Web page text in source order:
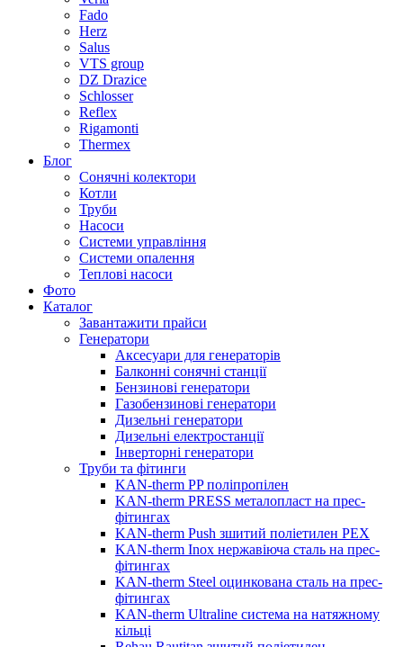
Fado
Herz
Salus
VTS group
DZ Drazice
Schlosser
Reflex
Rigamonti
Thermex
Блог
Сонячні колектори
Котли
Труби
Насоси
Системи управління
Системи опалення
Теплові насоси
Фото
Каталог
Завантажити прайси
Генератори
Аксесуари для генераторів
Балконні сонячні станції
Бензинові генератори
Газобензинові генератори
Дизельні генератори
Дизельні електростанції
Інверторні генератори
Труби та фітинги
KAN-therm PP поліпропілен
KAN-therm PRESS металопласт на прес-
фітингах
KAN-therm Push зшитий поліетилен PEX
KAN-therm Inox нержавіюча сталь на прес-
фітингах
KAN-therm Steel оцинкована сталь на прес-
фітингах
KAN-therm Ultraline система на натяжному
кільці